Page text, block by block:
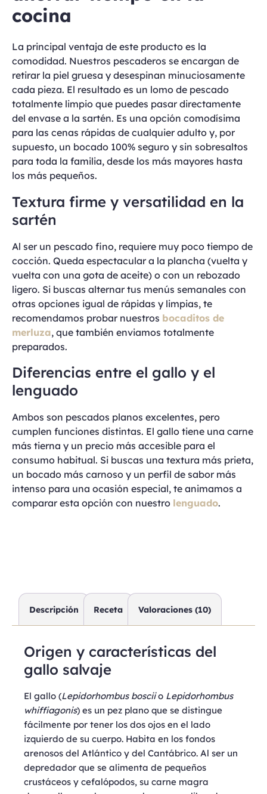
cocina
La principal ventaja de este producto es la
comodidad. Nuestros pescaderos se encargan de
retirar la piel gruesa y desespinan minuciosamente
cada pieza. El resultado es un lomo de pescado
totalmente limpio que puedes pasar directamente
del envase a la sartén. Es una opción comodísima
para las cenas rápidas de cualquier adulto y, por
supuesto, un bocado 100% seguro y sin sobresaltos
para toda la familia, desde los más mayores hasta
los más pequeños.
Textura firme y versatilidad en la
sartén
Al ser un pescado fino, requiere muy poco tiempo de
cocción. Queda espectacular a la plancha (vuelta y
vuelta con una gota de aceite) o con un rebozado
ligero. Si buscas alternar tus menús semanales con
otras opciones igual de rápidas y limpias, te
recomendamos probar nuestros bocaditos de
merluza, que también enviamos totalmente
preparados.
Diferencias entre el gallo y el
lenguado
Ambos son pescados planos excelentes, pero
cumplen funciones distintas. El gallo tiene una carne
más tierna y un precio más accesible para el
consumo habitual. Si buscas una textura más prieta,
un bocado más carnoso y un perfil de sabor más
intenso para una ocasión especial, te animamos a
comparar esta opción con nuestro lenguado.
Descripción Receta Valoraciones (10)
Origen y características del
gallo salvaje
El gallo (Lepidorhombus bosciio Lepidorhombus
whiffiagonis) es un pez plano que se distingue
fácilmente por tener los dos ojos en el lado
izquierdo de su cuerpo. Habita en los fondos
arenosos del Atlántico y del Cantábrico. Al ser un
depredador que se alimenta de pequeños
crustáceos y cefalópodos, su carne magra